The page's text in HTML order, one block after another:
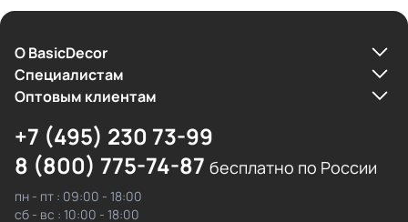
О BasicDecor
Cпециалистам
Оптовым клиентам
+7 (495) 230 73-99
8 (800) 775-74-87 бесплатно по России
пн - пт : 09:00 - 18:00
сб - вс : 10:00 - 18:00